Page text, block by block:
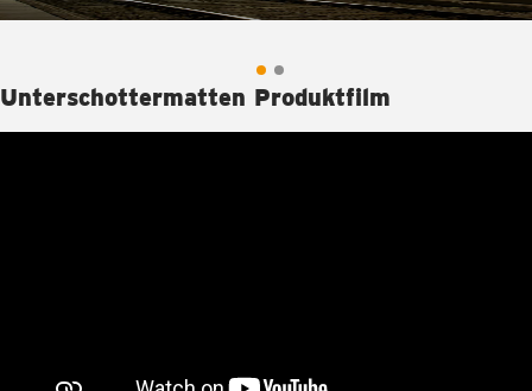
Unterschottermatten Produktfilm